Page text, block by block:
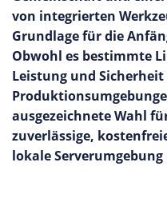
von integrierten
Grundlage für die
Obwohl es bestimmte
Leistung und Sicherheit
ausgezeichnete Wahl
zuverlässige,
lokale